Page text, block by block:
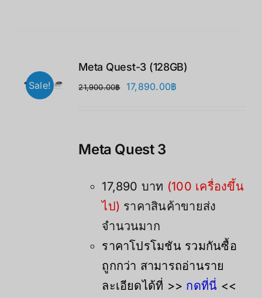
Sale!
Meta Quest-3 (128GB)
21,900.00฿
Original
17,890.00฿
Meta Quest 3
17,890 บาท (100 เครื่องขึ้น
ไป) ราคาสินค้าขายส่ง
จำนวนมาก
ราคาโปรโมชัน รวมกันซื้อ
ถูกกว่า สามารถอ่านราย
ละเอียดได้ที่ >> กดที่นี่ <<